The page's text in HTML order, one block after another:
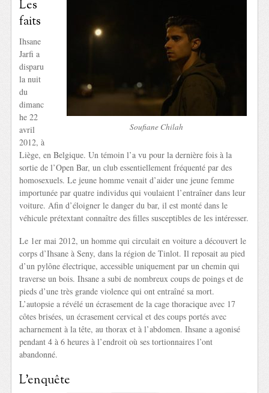
Soufiane Chilah
Les
faits
Ihsane
Jarfi a
disparu
la nuit
du
dimanc
he 22
avril
2012, à
Liège, en Belgique. Un témoin l’a vu pour la dernière fois à la
sortie de l’Open Bar, un club essentiellement fréquenté par des
homosexuels. Le jeune homme venait d’aider une jeune femme
importunée par quatre individus qui voulaient l’entraîner dans leur
voiture. Afin d’éloigner le danger du bar, il est monté dans le
véhicule prétextant connaître des filles susceptibles de les intéresser.
Le 1er mai 2012, un homme qui circulait en voiture a découvert le
corps d’Ihsane à Seny, dans la région de Tinlot. Il reposait au pied
d’un pylône électrique, accessible uniquement par un chemin qui
traverse un bois. Ihsane a subi de nombreux coups de poings et de
pieds d’une très grande violence qui ont entraîné sa mort.
L’autopsie a révélé un écrasement de la cage thoracique avec 17
côtes brisées, un écrasement cervical et des coups portés avec
acharnement à la tête, au thorax et à l’abdomen. Ihsane a agonisé
pendant 4 à 6 heures à l’endroit où ses tortionnaires l’ont
abandonné.
L’enquête